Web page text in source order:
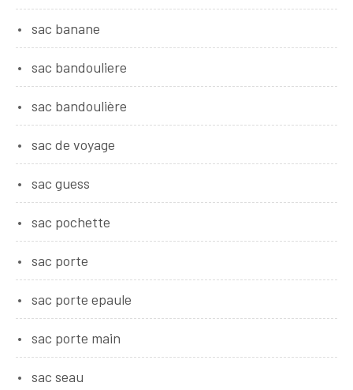
sac banane
sac bandouliere
sac bandoulière
sac de voyage
sac guess
sac pochette
sac porte
sac porte epaule
sac porte main
sac seau